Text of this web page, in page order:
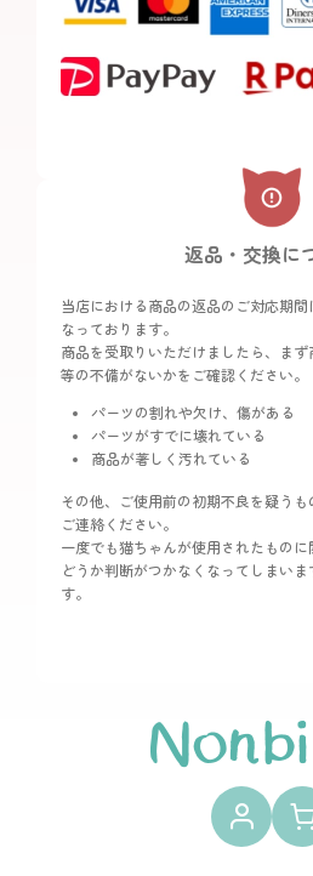
返品・交換に
当店における商品の返品のご対応期
なっております。
商品を受取りいただけましたら、ま
等の不備がないかをご確認ください。
パーツの割れや欠け、傷がある
パーツがすでに壊れている
商品が著しく汚れている
その他、ご使用前の初期不良を疑う
ご連絡ください。
一度でも猫ちゃんが使用されたもの
どうか判断がつかなくなってしまい
す。